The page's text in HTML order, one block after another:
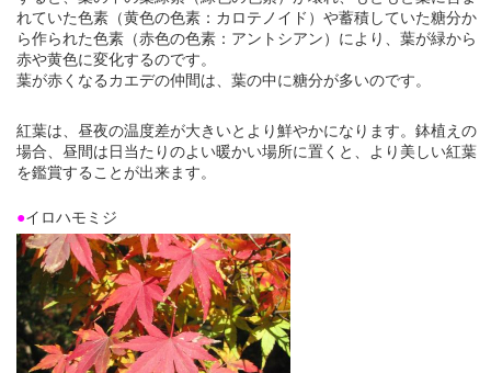
れていた色素（黄色の色素：カロテノイド）や蓄積していた糖分か
ら作られた色素（赤色の色素：アントシアン）により、葉が緑から
赤や黄色に変化するのです。
葉が赤くなるカエデの仲間は、葉の中に糖分が多いのです。
紅葉は、昼夜の温度差が大きいとより鮮やかになります。鉢植えの
場合、昼間は日当たりのよい暖かい場所に置くと、より美しい紅葉
を鑑賞することが出来ます。
●イロハモミジ